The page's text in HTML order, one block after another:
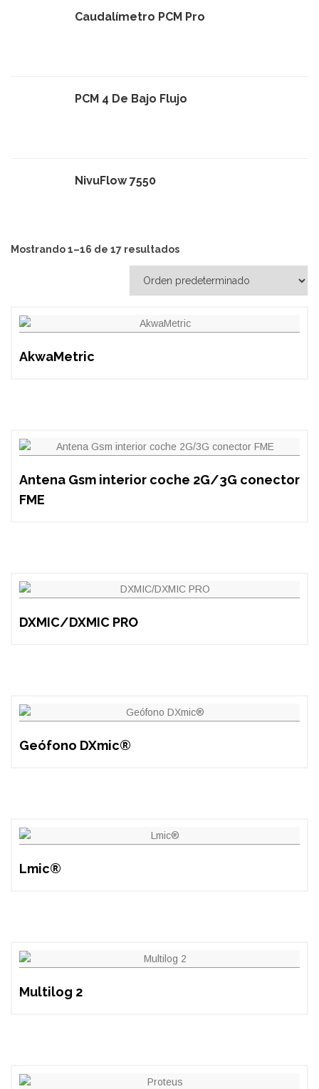
Caudalímetro PCM Pro
PCM 4 De Bajo Flujo
NivuFlow 7550
Mostrando 1–16 de 17 resultados
AkwaMetric
Antena Gsm interior coche 2G/3G conector
FME
DXMIC/DXMIC PRO
Geófono DXmic®
Lmic®
Multilog 2